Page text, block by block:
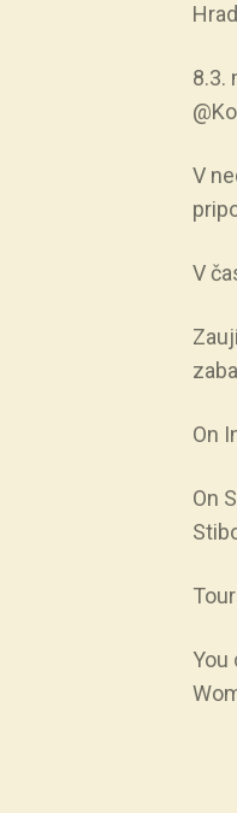
8.3.
V
V
On
On
You